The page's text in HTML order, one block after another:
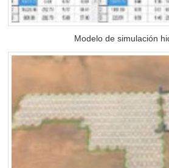
Modelo de simulación